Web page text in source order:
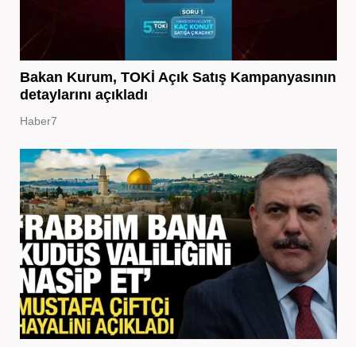
Bakan Kurum, TOKİ Açık Satış Kampanyasının
detaylarını açıkladı
Haber7